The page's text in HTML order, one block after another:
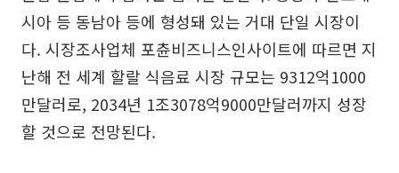
시아 등 동남아 등에 형성돼 있는 거대 단일 시장이
다. 시장조사업체 포츈비즈니스인사이트에 따르면 지
난해 전 세계 할랄 식음료 시장 규모는 9312억1000
만달러로, 2034년 1조3078억9000만달러까지 성장
할 것으로 전망된다.